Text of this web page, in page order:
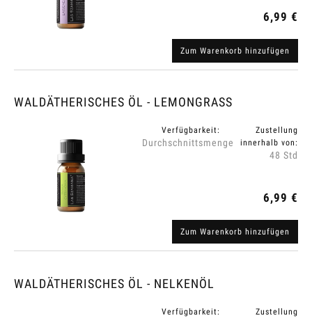
6,99 €
Zum Warenkorb hinzufügen
WALDÄTHERISCHES ÖL - LEMONGRASS
Verfügbarkeit:
Durchschnittsmenge
Zustellung
innerhalb von:
48 Std
6,99 €
Zum Warenkorb hinzufügen
WALDÄTHERISCHES ÖL - NELKENÖL
Verfügbarkeit:
Zustellung